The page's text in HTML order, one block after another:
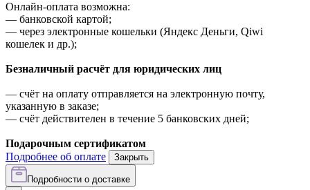
Онлайн-оплата возможна:
— банковской картой;
— через электронные кошельки (Яндекс Деньги, Qiwi
кошелек и др.);
Безналичный расчёт для юридических лиц
— счёт на оплату отправляется на электронную почту,
указанную в заказе;
— счёт действителен в течение 5 банковских дней;
Подарочным сертификатом
Подробнее об оплате
Закрыть
Подробности о доставке